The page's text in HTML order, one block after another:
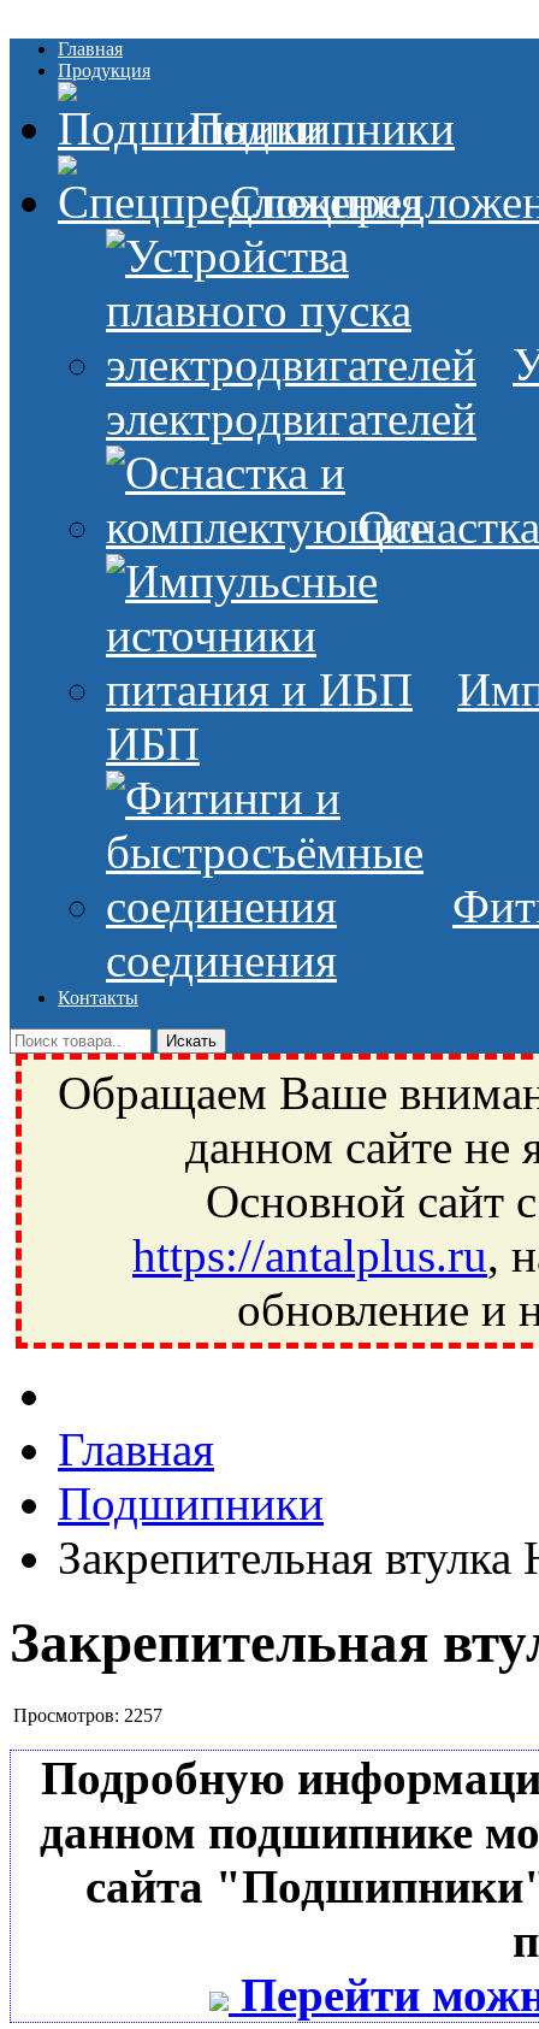
Главная
Продукция
Подшипники
электродвигателей
ИБП
соединения
Контакты
Обращаем Ваше
данном сайте не
Основной сайт
https://antalplus.ru,
обновление и
Ивантеевка, подшипники, пневматика, метизы, техника,
Главная
Подшипники
Закрепительная втулка
Закрепительная
Просмотров: 2257
Подробную
данном подшипнике
сайта
Перейти